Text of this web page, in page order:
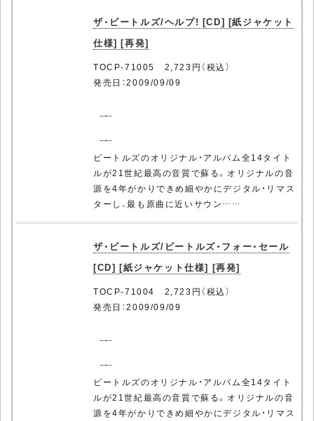
ザ・ビートルズ/ヘルプ! [CD] [紙ジャケット
仕様] [再発]
TOCP-71005 2,723円（税込）
発売日：2009/09/09
ビートルズのオリジナル・アルバム全14タイト
ルが21世紀最高の音質で蘇る。オリジナルの音
源を4年がかりできめ細やかにデジタル・リマス
ターし、最も原曲に近いサウン……
ザ・ビートルズ/ビートルズ・フォー・セール
[CD] [紙ジャケット仕様] [再発]
TOCP-71004 2,723円（税込）
発売日：2009/09/09
ビートルズのオリジナル・アルバム全14タイト
ルが21世紀最高の音質で蘇る。オリジナルの音
源を4年がかりできめ細やかにデジタル・リマス